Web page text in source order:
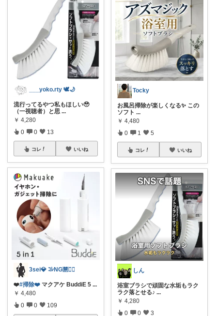
___yoko.rty 🕊🌙
流行ってるやつ私もほしい🥹
（一視聴者）と思 ...
￥ 4,280
0 0 13
コレ いいね
3sei💎 ｺﾚNG🈲🙅‍♀️
❤️#掃除❤️ マクアケ BuddiE 5 ...
￥ 4,480
0 0 109
Tocky
お風呂掃除が楽しくなる✨ この
ソフト ...
￥ 4,480
0 1 5
コレ いいね
しん
浴室ブラシで頑固な水垢もラク
ラク落とせる♪ ...
￥ 4,280
0 0 3